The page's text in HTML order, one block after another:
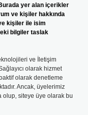
Burada yer alan içerikler
ve kişiler hakkında
kişiler ile isim
bilgiler taslak
ve İletişim
olarak hizmet
olarak denetleme
Ancak, üyelerimiz
olup, siteye üye olarak bu